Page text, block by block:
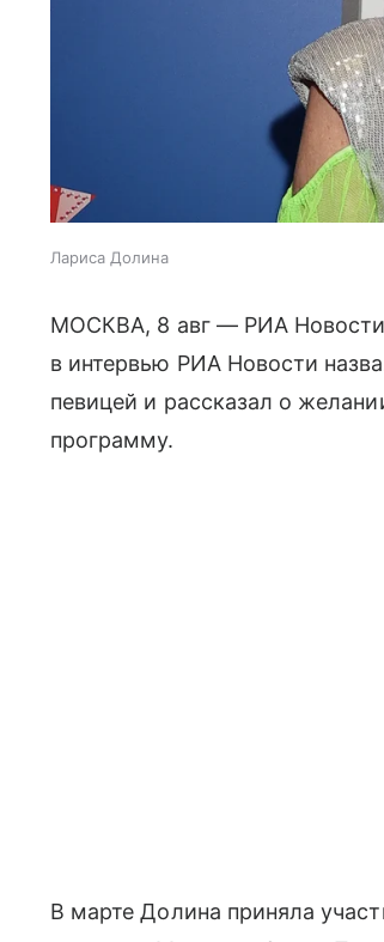
Лариса Долина
МОСКВА, 8 авг — РИА
в интервью РИА Новости
певицей и рассказал о
программу.
В марте Долина приняла